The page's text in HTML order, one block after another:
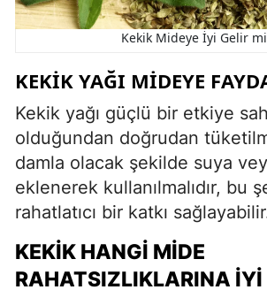
Kekik Mideye İyi Gelir
KEKIK YAĞI MIDEYE
Kekik yağı güçlü bir etkiye
olduğundan doğrudan
damla olacak şekilde suya
eklenerek kullanılmalıdır, bu
rahatlatıcı bir katkı
KEKIK HANGI MIDE
RAHATSIZLIKLARINA İYI